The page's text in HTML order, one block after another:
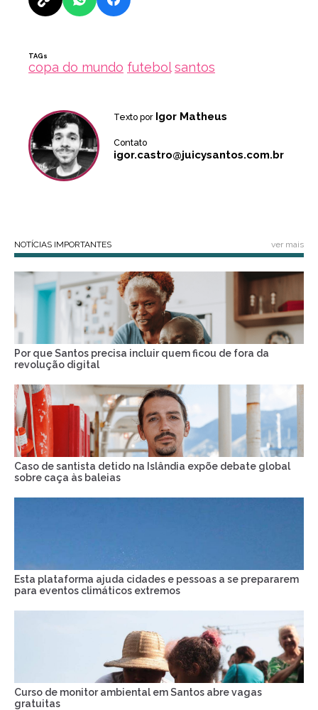
TAGs
copa do mundo futebol santos
Texto por Igor Matheus
Contato
igor.castro@juicysantos.com.br
NOTÍCIAS IMPORTANTES ver mais
Por que Santos precisa incluir quem ficou de fora da
revolução digital
Caso de santista detido na Islândia expõe debate global
sobre caça às baleias
Esta plataforma ajuda cidades e pessoas a se prepararem
para eventos climáticos extremos
Curso de monitor ambiental em Santos abre vagas
gratuitas